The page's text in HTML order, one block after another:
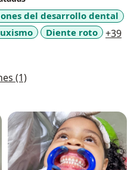
del desarrollo dental
Diente roto +39
(1)